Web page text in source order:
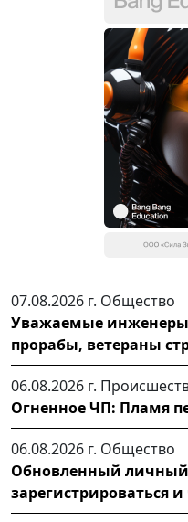
07.08.2026 г. Общество
Уважаемые инженеры
прорабы, ветераны
06.08.2026 г.
Огненное ЧП: Пламя
06.08.2026 г. Общество
Обновленный
зарегистрироваться